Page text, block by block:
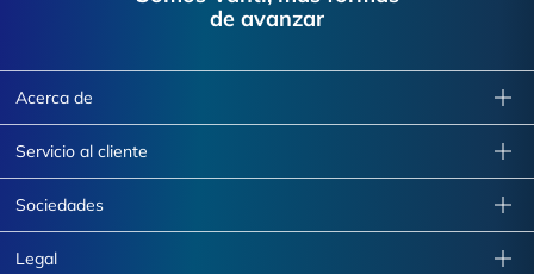
de avanzar
Acerca de
Servicio al cliente
Sociedades
Legal